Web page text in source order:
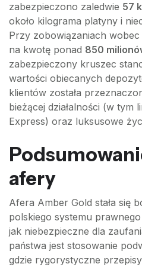
zabezpieczono zaledwie 57
około kilograma platyny i
Przy zobowiązaniach
na kwotę ponad 850
zabezpieczony kruszec
wartości obiecanych
klientów została
bieżącej działalności (w tym
Express) oraz luksusowe
afery
Afera Amber Gold stała się
polskiego systemu
jak niebezpieczne dla
państwa jest stosowanie
gdzie rygorystyczne